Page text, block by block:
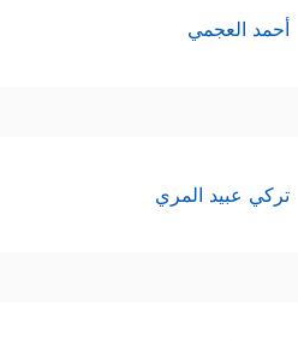
أحمد العجمي
تركي عبيد المري